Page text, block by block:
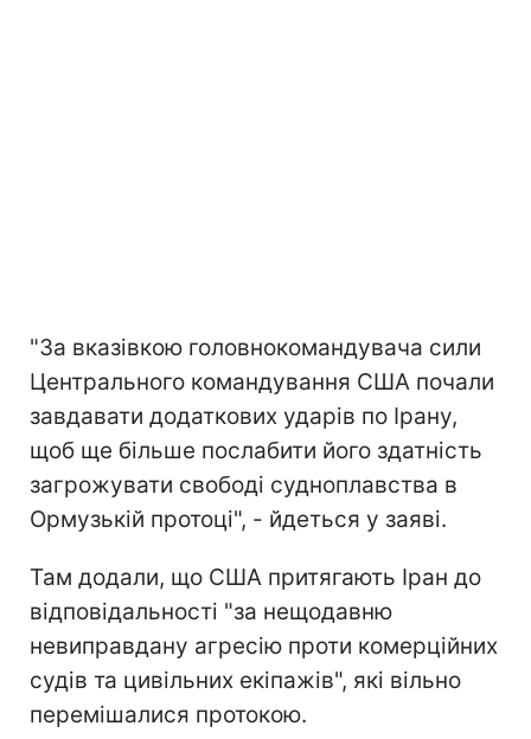
"За вказівкою головнокомандувача сили
Центрального командування США почали
завдавати додаткових ударів по Ірану,
щоб ще більше послабити його здатність
загрожувати свободі судноплавства в
Ормузькій протоці", - йдеться у заяві.
Там додали, що США притягають Іран до
відповідальності "за нещодавню
невиправдану агресію проти комерційних
судів та цивільних екіпажів", які вільно
перемішалися протокою.